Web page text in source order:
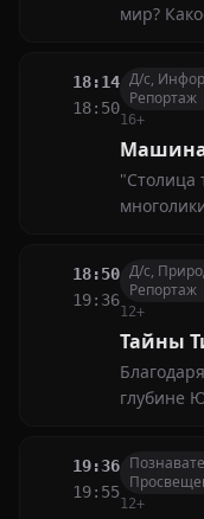
мир?
18:14
18:50
Д/с,
Репортаж
16+
Машина
"Столица
обращены
18:50
19:36
Д/с,
Репортаж
12+
Тайны
глубине
19:36
19:55
12+